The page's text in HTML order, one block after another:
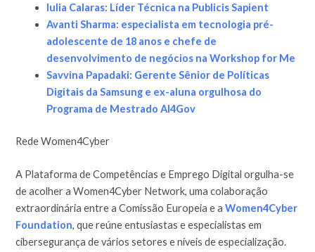
Iulia Calaras: Líder Técnica na Publicis Sapient
Avanti Sharma: especialista em tecnologia pré-
adolescente de 18 anos e chefe de
desenvolvimento de negócios na Workshop for Me
Savvina Papadaki: Gerente Sênior de Políticas
Digitais da Samsung e ex-aluna orgulhosa do
Programa de Mestrado AI4Gov
Rede Women4Cyber
A Plataforma de Competências e Emprego Digital orgulha-se
de acolher a Women4Cyber Network, uma colaboração
extraordinária entre a Comissão Europeia e aWomen4Cyber
Foundation, que reúne entusiastas e especialistas em
cibersegurança de vários setores e níveis de especialização.